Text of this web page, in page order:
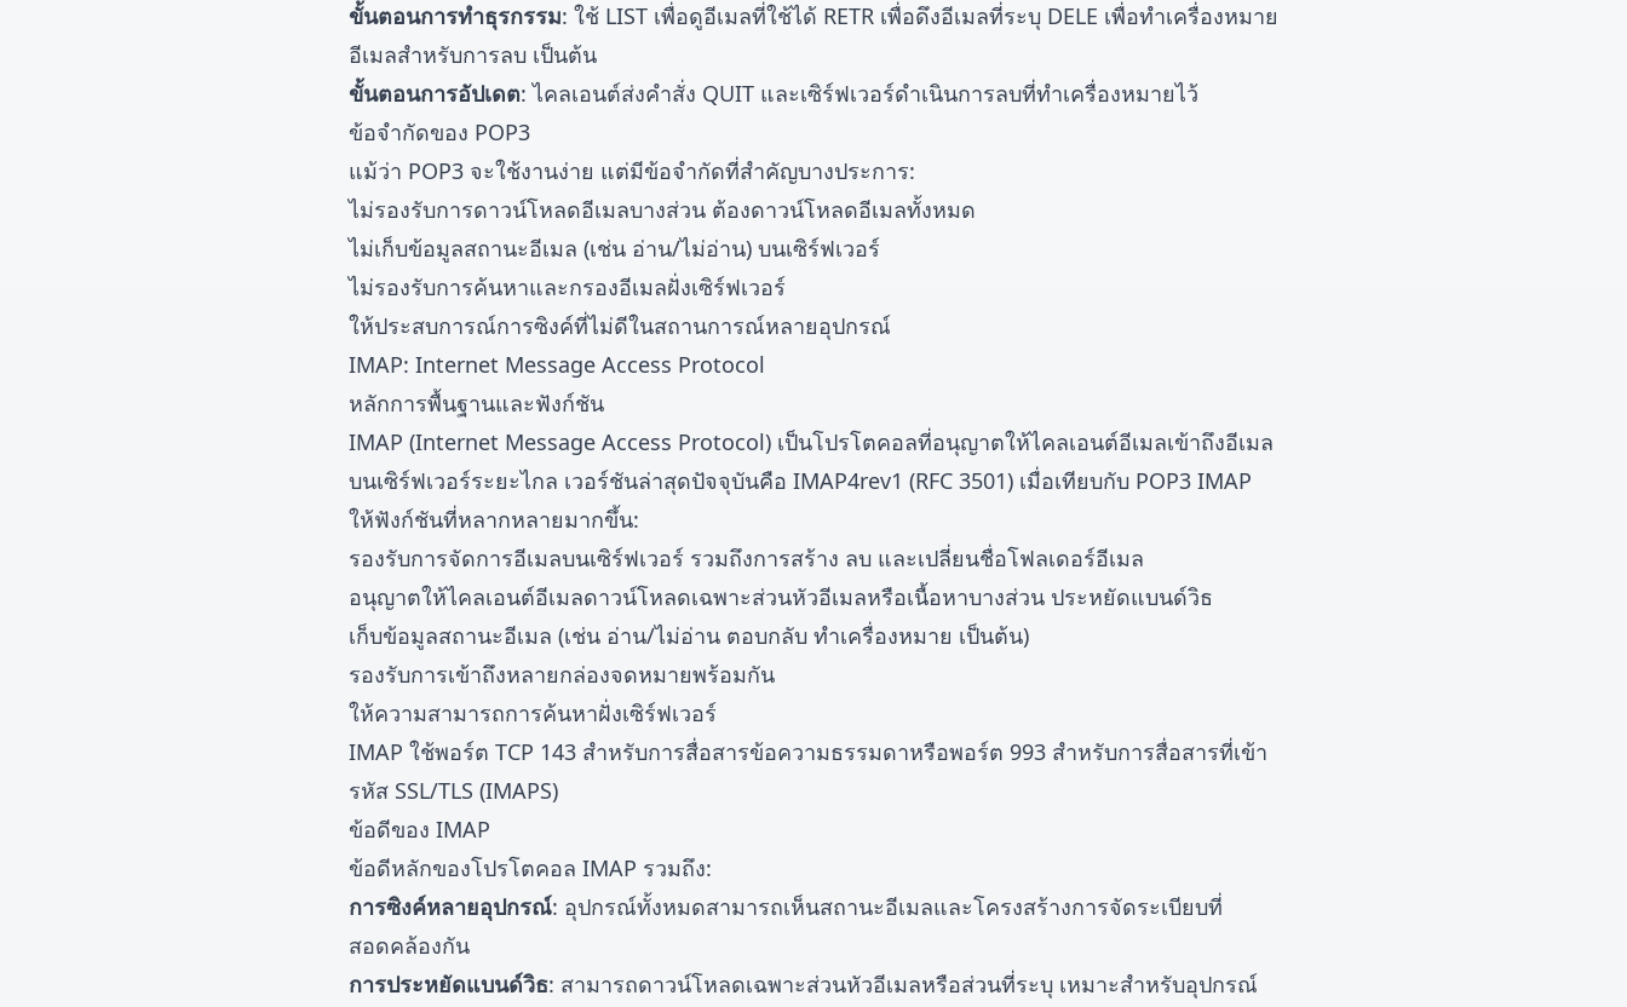
ขั้นตอนการทำธุรกรรม: ใช้ LIST เพื่อดูอีเมลที่ใช้ได้ RETR เพื่อดึงอีเมลที่ระบุ DELE เพื่อทำเครื่องหมาย
อีเมลสำหรับการลบ เป็นต้น
ขั้นตอนการอัปเดต: ไคลเอนต์ส่งคำสั่ง QUIT และเซิร์ฟเวอร์ดำเนินการลบที่ทำเครื่องหมายไว้
ข้อจำกัดของ POP3
แม้ว่า POP3 จะใช้งานง่าย แต่มีข้อจำกัดที่สำคัญบางประการ:
ไม่รองรับการดาวน์โหลดอีเมลบางส่วน ต้องดาวน์โหลดอีเมลทั้งหมด
ไม่เก็บข้อมูลสถานะอีเมล (เช่น อ่าน/ไม่อ่าน) บนเซิร์ฟเวอร์
ไม่รองรับการค้นหาและกรองอีเมลฝั่งเซิร์ฟเวอร์
ให้ประสบการณ์การซิงค์ที่ไม่ดีในสถานการณ์หลายอุปกรณ์
IMAP: Internet Message Access Protocol
หลักการพื้นฐานและฟังก์ชัน
IMAP (Internet Message Access Protocol) เป็นโปรโตคอลที่อนุญาตให้ไคลเอนต์อีเมลเข้าถึงอีเมล
บนเซิร์ฟเวอร์ระยะไกล เวอร์ชันล่าสุดปัจจุบันคือ IMAP4rev1 (RFC 3501) เมื่อเทียบกับ POP3 IMAP
ให้ฟังก์ชันที่หลากหลายมากขึ้น:
รองรับการจัดการอีเมลบนเซิร์ฟเวอร์ รวมถึงการสร้าง ลบ และเปลี่ยนชื่อโฟลเดอร์อีเมล
อนุญาตให้ไคลเอนต์อีเมลดาวน์โหลดเฉพาะส่วนหัวอีเมลหรือเนื้อหาบางส่วน ประหยัดแบนด์วิธ
เก็บข้อมูลสถานะอีเมล (เช่น อ่าน/ไม่อ่าน ตอบกลับ ทำเครื่องหมาย เป็นต้น)
รองรับการเข้าถึงหลายกล่องจดหมายพร้อมกัน
ให้ความสามารถการค้นหาฝั่งเซิร์ฟเวอร์
IMAP ใช้พอร์ต TCP 143 สำหรับการสื่อสารข้อความธรรมดาหรือพอร์ต 993 สำหรับการสื่อสารที่เข้า
รหัส SSL/TLS (IMAPS)
ข้อดีของ IMAP
ข้อดีหลักของโปรโตคอล IMAP รวมถึง:
การซิงค์หลายอุปกรณ์: อุปกรณ์ทั้งหมดสามารถเห็นสถานะอีเมลและโครงสร้างการจัดระเบียบที่
สอดคล้องกัน
การประหยัดแบนด์วิธ: สามารถดาวน์โหลดเฉพาะส่วนหัวอีเมลหรือส่วนที่ระบุ เหมาะสำหรับอุปกรณ์